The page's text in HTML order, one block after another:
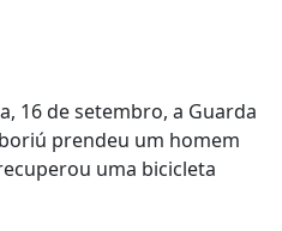
16 de setembro, a Guarda
prendeu um homem
uma bicicleta